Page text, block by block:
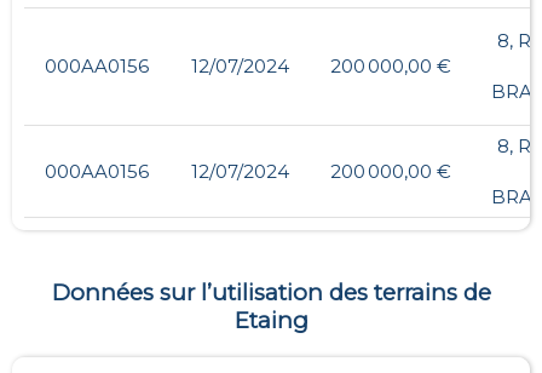
000AA0156 12/07/2024 200 000,00 €
8,
000AA0156 12/07/2024 200 000,00 €
8,
Données sur l’utilisation des terrains de
Etaing